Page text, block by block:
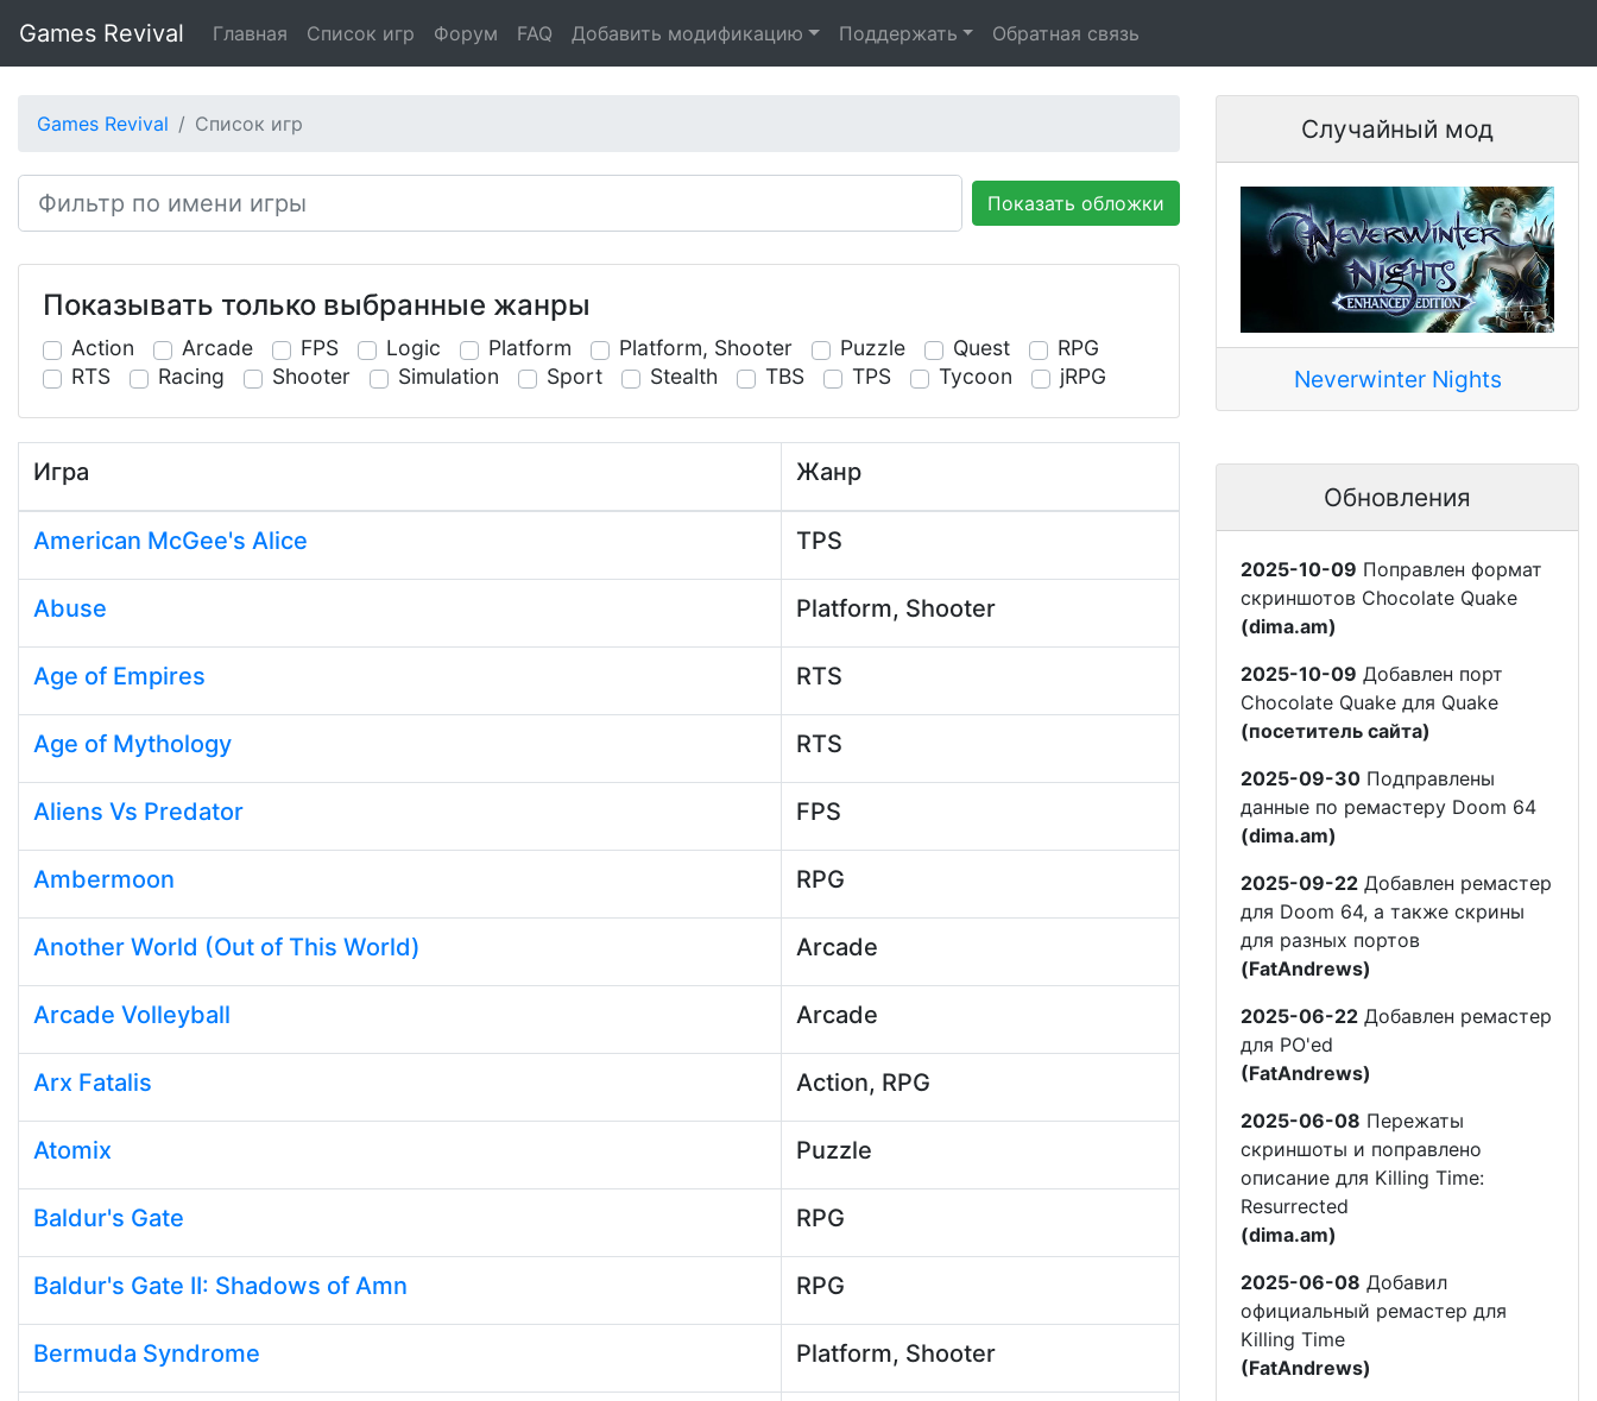
Games Revival Главная Список игр Форум FAQ Добавить модификацию Поддержать Обратная связь
Games Revival Список игр
Показать обложки
Показывать только выбранные жанры
Action Arcade FPS Logic Platform Platform, Shooter Puzzle Quest
RPG
RTS
Racing Shooter Simulation Sport Stealth TBS TPS Tycoon jRPG
Игра Жанр
American McGee's Alice TPS
Abuse Platform, Shooter
Age of Empires RTS
Age of Mythology RTS
Aliens Vs Predator FPS
Ambermoon RPG
Another World (Out of This World) Arcade
Arcade Volleyball Arcade
Arx Fatalis Action, RPG
Atomix Puzzle
Baldur's Gate RPG
Baldur's Gate II: Shadows of Amn RPG
Bermuda Syndrome Platform, Shooter
Случайный мод
Neverwinter Nights
Обновления
2025-10-09 Поправлен формат
скриншотов Chocolate Quake
(dima.am)
2025-10-09 Добавлен порт
Chocolate Quake для Quake
(посетитель сайта)
2025-09-30 Подправлены
данные по ремастеру Doom 64
(dima.am)
2025-09-22 Добавлен ремастер
для Doom 64, а также скрины
для разных портов
(FatAndrews)
2025-06-22 Добавлен ремастер
для PO'ed
(FatAndrews)
2025-06-08 Пережаты
скриншоты и поправлено
описание для Killing Time:
Resurrected
(dima.am)
2025-06-08 Добавил
официальный ремастер для
Killing Time
(FatAndrews)